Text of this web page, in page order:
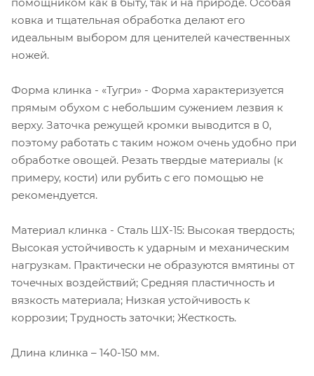
ковка и тщательная обработка делают его
идеальным выбором для ценителей качественных
ножей.
Форма клинка - «Тугри» - Форма характеризуется
прямым обухом с небольшим сужением лезвия к
верху. Заточка режущей кромки выводится в 0,
поэтому работать с таким ножом очень удобно при
обработке овощей. Резать твердые материалы (к
примеру, кости) или рубить с его помощью не
рекомендуется.
Материал клинка - Сталь ШХ-15: Высокая твердость;
Высокая устойчивость к ударным и механическим
нагрузкам. Практически не образуются вмятины от
точечных воздействий; Средняя пластичность и
вязкость материала; Низкая устойчивость к
коррозии; Трудность заточки; Жесткость.
Длина клинка – 140-150 мм.